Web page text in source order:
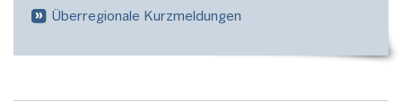
Überregionale Kurzmeldungen